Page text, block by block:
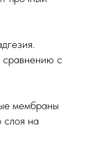
сравнению с
мембраны
слоя на